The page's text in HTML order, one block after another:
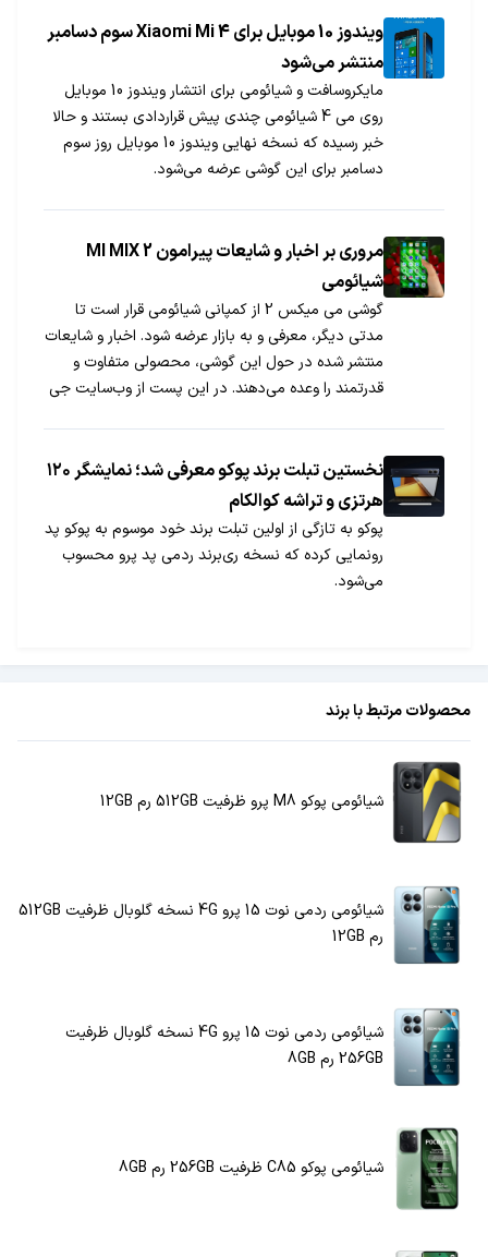
ویندوز 10 موبایل برای Xiaomi Mi 4 سوم دسامبر
منتشر می‌شود
مایکروسافت و شیائومی برای انتشار ویندوز 10 موبایل
روی می 4 شیائومی چندی پیش قراردادی بستند و حالا
خبر رسیده که نسخه نهایی ویندوز 10 موبایل روز سوم
دسامبر برای این گوشی عرضه می‌شود.
مروری بر اخبار و شایعات پیرامون MI MIX 2
شیائومی
گوشی می میکس 2 از کمپانی شیائومی قرار است تا
مدتی دیگر، معرفی و به بازار عرضه شود. اخبار و شایعات
منتشر شده در حول این گوشی، محصولی متفاوت و
قدرتمند را وعده می‌دهند. در این پست از وب‌سایت جی
نخستین تبلت برند پوکو معرفی شد؛ نمایشگر ۱۲۰
هرتزی و تراشه کوالکام
پوکو به تازگی از اولین تبلت برند خود موسوم به پوکو پد
رونمایی کرده که نسخه ری‌برند ردمی پد پرو محسوب
می‌شود.
محصولات مرتبط با برند
شیائومی پوکو M8 پرو ظرفیت 512GB رم 12GB
شیائومی ردمی نوت 15 پرو 4G نسخه گلوبال ظرفیت 512GB
رم 12GB
شیائومی ردمی نوت 15 پرو 4G نسخه گلوبال ظرفیت
256GB رم 8GB
شیائومی پوکو C85 ظرفیت 256GB رم 8GB